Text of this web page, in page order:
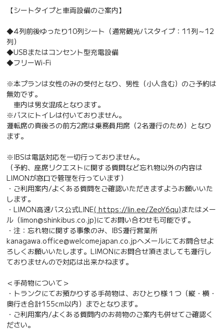
【シートタイプと車両設備のご案内】
◆4列前後ゆったり10列シート（通常観光バスタイプ：11列～12
列）
◆USBまたはコンセント型充電設備
◆フリーWi-Fi
※本プランは女性のみの受付となり、男性（小人含む）のご予約は
無効です。
車内は男女混成となります。
※バスにトイレは付いておりません。
運転席の真後ろの前方2席は乗務員用席（2名運行のため）となり
ます。
※IBSは電話対応を一切行っておりません。
（予約、座席リクエストに関する質問など忘れ物以外の内容は
LIMONが窓口で管理を行っています）
・ご利用案内/よくある質問をご確認いただきますようお願いいた
します。
・LIMON高速バス公式LINE( https://lin.ee/ZeoY6qu)またはメー
ル（limon@shinkibus.co.jp)にてお問い合わせも可能です。
・注：忘れ物に関する事象のみ、IBS運行営業所
kanagawa.office@welcomejapan.co.jpへメールにてお問合せよ
ろしくお願いいたします。LIMONにお問合せ頂きましても運行し
ておりませんので対応は出来かねます。
＜手荷物について＞
・トランクにてお預かりする手荷物は、おひとり様１つ（縦・横・
奥行き合計155cm以内）までとなります。
・ご利用案内/よくある質問内のお荷物のご案内も併せてご確認く
ださい。